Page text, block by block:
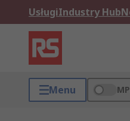
UsługiIndustry Hub
Menu